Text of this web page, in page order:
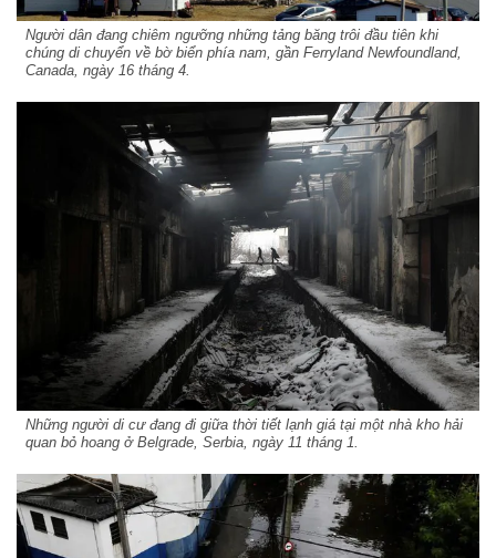
Người dân đang chiêm ngưỡng những tảng băng trôi đầu tiên khi
chúng di chuyển về bờ biển phía nam, gần Ferryland Newfoundland,
Canada, ngày 16 tháng 4.
Những người di cư đang đi giữa thời tiết lạnh giá tại một nhà kho hải
quan bỏ hoang ở Belgrade, Serbia, ngày 11 tháng 1.